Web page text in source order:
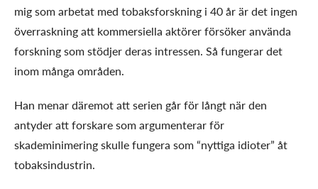
mig som arbetat med tobaksforskning i 40 år är det ingen
överraskning att kommersiella aktörer försöker använda
forskning som stödjer deras intressen. Så fungerar det
inom många områden.
Han menar däremot att serien går för långt när den
antyder att forskare som argumenterar för
skademinimering skulle fungera som “nyttiga idioter” åt
tobaksindustrin.